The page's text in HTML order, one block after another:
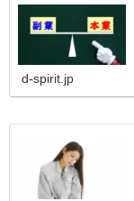
d-spirit.jp